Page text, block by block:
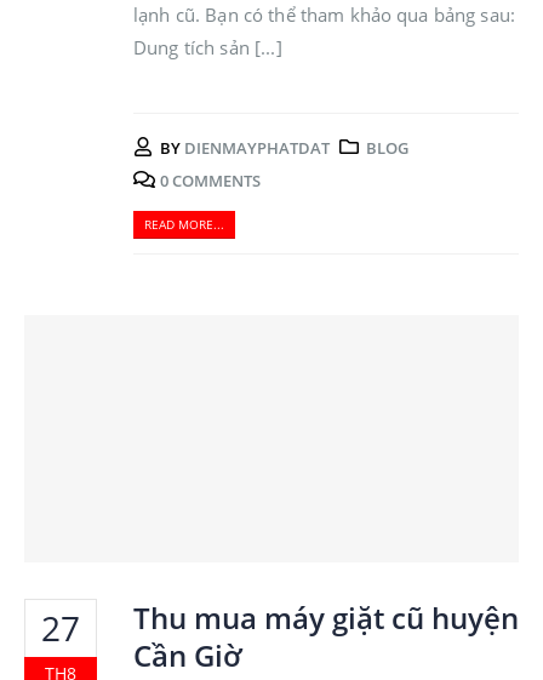
lạnh cũ. Bạn có thể tham khảo qua bảng sau:
Dung tích sản [...]
BY DIENMAYPHATDAT
BLOG
0 COMMENTS
READ MORE...
27
TH8
Thu mua máy giặt cũ huyện
Cần Giờ